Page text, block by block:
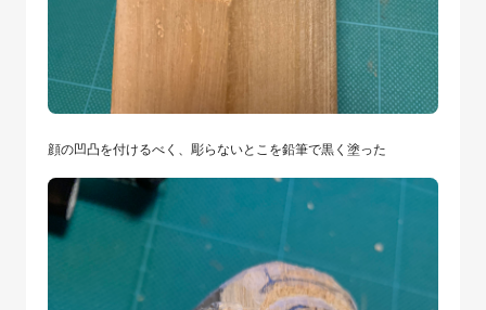
顔の凹凸を付けるべく、彫らないとこを鉛筆で黒く塗った